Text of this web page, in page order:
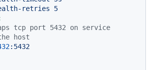
tcp port 5432 on service
host
:5432